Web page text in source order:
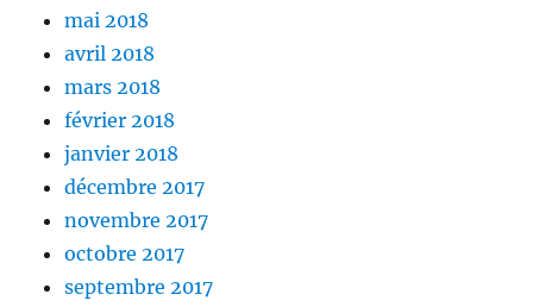
mai 2018
avril 2018
mars 2018
février 2018
janvier 2018
décembre 2017
novembre 2017
octobre 2017
septembre 2017